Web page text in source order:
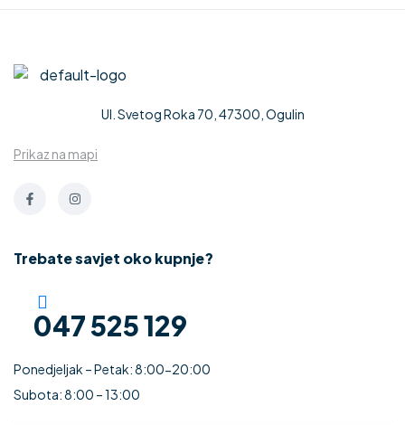
Ul. Svetog Roka 70, 47300, Ogulin
Prikaz na mapi
Trebate savjet oko kupnje?
047 525 129
Ponedjeljak – Petak: 8:00-20:00
Subota: 8:00 – 13:00